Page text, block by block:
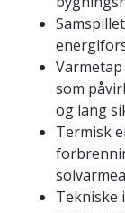
som
og lang
Termisk
Tekniske